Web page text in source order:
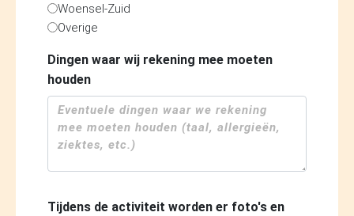
Woensel-Zuid
Overige
Dingen waar wij rekening mee moeten
houden
Tijdens de activiteit worden er foto's en